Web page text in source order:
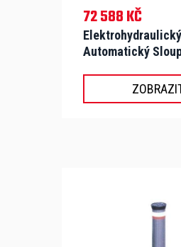
72 588 KČ
Automatický
800mm - VIGILO